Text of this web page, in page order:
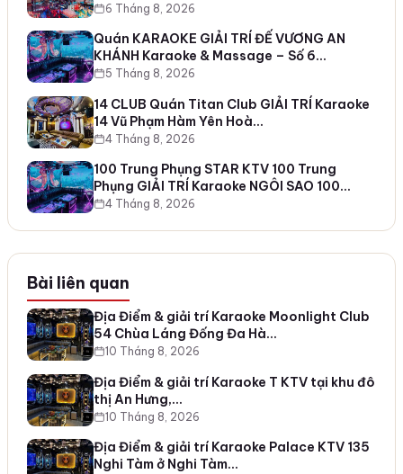
6 Tháng 8, 2026
Quán KARAOKE GIẢI TRÍ ĐẾ VƯƠNG AN
KHÁNH Karaoke & Massage – Số 6…
5 Tháng 8, 2026
14 CLUB Quán Titan Club GIẢI TRÍ Karaoke
14 Vũ Phạm Hàm Yên Hoà…
4 Tháng 8, 2026
100 Trung Phụng STAR KTV 100 Trung
Phụng GIẢI TRÍ Karaoke NGÔI SAO 100…
4 Tháng 8, 2026
Bài liên quan
Địa Điểm & giải trí Karaoke Moonlight Club
54 Chùa Láng Đống Đa Hà…
10 Tháng 8, 2026
Địa Điểm & giải trí Karaoke T KTV tại khu đô
thị An Hưng,…
10 Tháng 8, 2026
Địa Điểm & giải trí Karaoke Palace KTV 135
Nghi Tàm ở Nghi Tàm…